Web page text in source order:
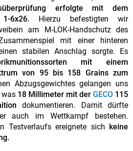
erfolgte mit dem
6x26. Hierzu befestigten wir
am M-LOK-Handschutz des
mit einer hinteren
stabilen Anschlag sorgte. Es
mit einem
von 95 bis 158 Grains zum
Abzugsgewichtes gelangen uns
was 18 Millimeter mit der GECO 115
dokumentieren. Damit dürfte
auch im Wettkampf bestehen.
Testverlaufs ereignete sich keine